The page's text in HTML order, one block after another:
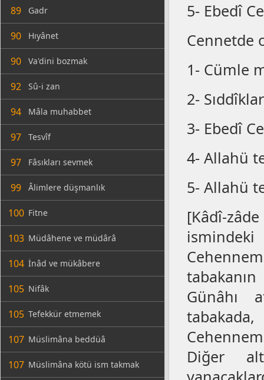
89 Gadr
90 Hıyânet
90 Va'dini bozmak
92 Sû-i zan
94 Mâla muhabbet
97 Tesvîf
97 Fâsıkları sevmek
99 Âlimlere düşmanlık
100 Fitne
103 Müdâhene ve müdârâ
104 İnâd ve mükâbere
105 Nifâk
105 Tefekkür etmemek
107 Müslimâna beddüâ
107 Müslimâna kötü ism takmak
5- Ebedî
Cennetde
1- Cümle
2-
3- Ebedî
4- Allahü
5- Allahü
[Kâdî-
Günâhı
Diğer